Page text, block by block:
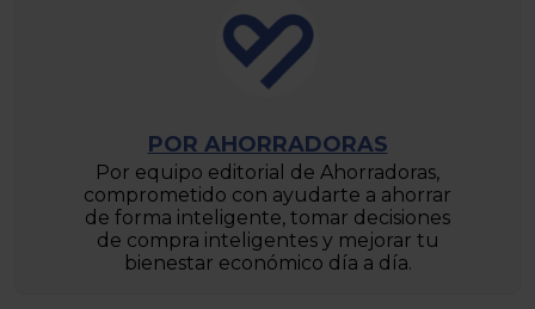
POR AHORRADORAS
Por equipo editorial de Ahorradoras,
comprometido con ayudarte a ahorrar
de forma inteligente, tomar decisiones
de compra inteligentes y mejorar tu
bienestar económico día a día.